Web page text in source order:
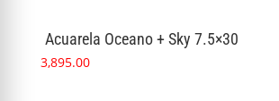
Acuarela Oceano + Sky 7.5×30
3,895.00